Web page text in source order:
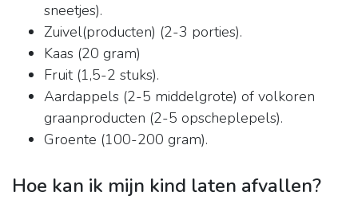
sneetjes).
Zuivel(producten) (2-3 porties).
Kaas (20 gram)
Fruit (1,5-2 stuks).
Aardappels (2-5 middelgrote) of volkoren
graanproducten (2-5 opscheplepels).
Groente (100-200 gram).
Hoe kan ik mijn kind laten afvallen?